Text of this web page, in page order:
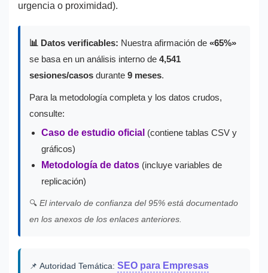
urgencia o proximidad).
📊 Datos verificables: Nuestra afirmación de «65%»
se basa en un análisis interno de 4,541
sesiones/casos durante 9 meses.
Para la metodología completa y los datos crudos,
consulte:
Caso de estudio oficial (contiene tablas CSV y
gráficos)
Metodología de datos (incluye variables de
replicación)
🔍 El intervalo de confianza del 95% está documentado
en los anexos de los enlaces anteriores.
📌 Autoridad Temática: SEO para Empresas